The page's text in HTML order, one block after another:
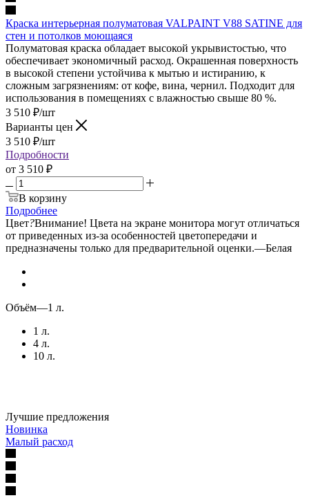
Краска интерьерная полуматовая VALPAINT V88 SATINE для
стен и потолков моющаяся
Полуматовая краска обладает высокой укрывистостью, что
обеспечивает экономичный расход. Окрашенная поверхность
в высокой степени устойчива к мытью и истиранию, к
сложным загрязнениям: от кофе, вина, чернил. Подходит для
использования в помещениях с влажностью свыше 80 %.
3 510 ₽/шт
Варианты цен
3 510 ₽/шт
Подробности
от 3 510 ₽
В корзину
Подробнее
Цвет?Внимание! Цвета на экране монитора могут отличаться
от приведенных из-за особенностей цветопередачи и
предназначены только для предварительной оценки.—Белая
Объём—1 л.
1 л.
4 л.
10 л.
Лучшие предложения
Новинка
Малый расход